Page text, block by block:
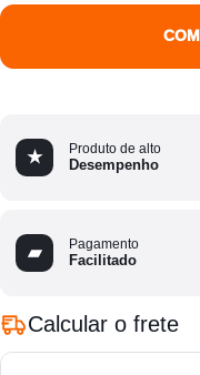
★ Produto de alto
Desempenho
▰ Pagamento
Facilitado
Calcular o frete
CEP